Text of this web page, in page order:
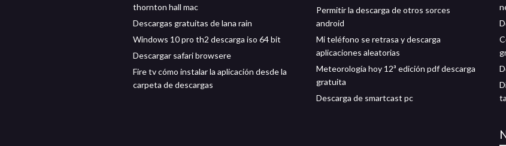
thornton hall mac
Descargas gratuitas de lana rain
Windows 10 pro th2 descarga iso 64 bit
Descargar safari browsere
Fire tv cómo instalar la aplicación desde la
carpeta de descargas
Permitir la descarga de otros sorces
android
Mi teléfono se retrasa y descarga
aplicaciones aleatorias
Meteorología hoy 12ª edición pdf descarga
gratuita
Descarga de smartcast pc